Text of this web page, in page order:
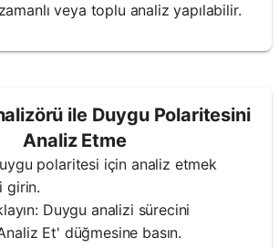
veya toplu analiz yapılabilir.
ile Duygu Polaritesini
Analiz Etme
polaritesi için analiz etmek
girin.
Duygu analizi sürecini
Et' düğmesine basın.